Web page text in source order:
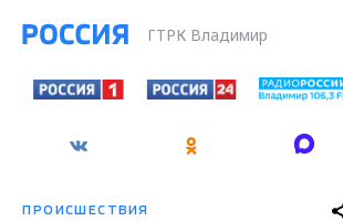
ГТРК Владимир
ПРОИСШЕСТВИЯ